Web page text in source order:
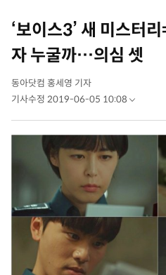
‘보이스3’ 새 미스터
자 누굴까…의심 셋
동아닷컴 홍세영 기자
기사수정 2019-06-05 10:08